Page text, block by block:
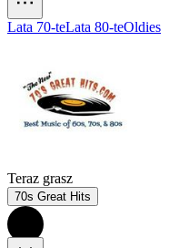
Lata 70-teLata 80-teOldies
Teraz grasz
70s Great Hits